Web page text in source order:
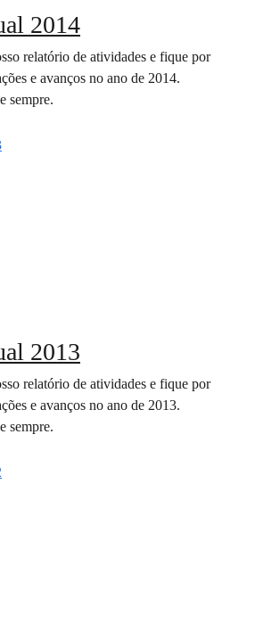
2014
relatório de atividades e fique por
e avanços no ano de 2014.
sempre.
2013
relatório de atividades e fique por
e avanços no ano de 2013.
sempre.